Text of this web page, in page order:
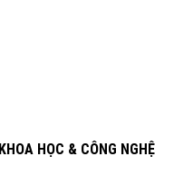
KHOA HỌC & CÔNG NGHỆ